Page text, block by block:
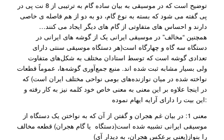
توضیح است که در موسیقی به بیان ساده گام به ترتیبی از 8 نت پی در
پی گفته می شود که بسته به نوع گام، دو به دو از هم فاصله ی خاصی
دارند و احساس های متفاوتی از گام های دیگر ایجاد می کنند…
همچنین “مخالف” در موسیقی ایرانی یک از گوشه های ایرانی در
دستگاه سه گاه و چهارگاه است(هر دستگاه موسیقی سنتی دارای
تعدادی گوشه است که توسط استادان مختلف به شکل‌های متفاوت
ولی بسیار مشابه ثبت شده اند. منبع جمع‌آوری گوشه‌ها، عموماً قطعات
نواخته شده در میان نوازنده‌های بومی نواحی مختلف ایران است) که
در اینجا علاوه بر این معنی به معنی خاص خود کلمه نیز به کار رفته و
این بیت را دارای آرایه ایهام نموده:
معنی 1: در بیان غم هجران و گفتن از آن که به نواختن یک دستگاه از
موسیقی ایرانی تشبیه شده است(دستگاه یا گام هجران) قطعه مخالف
را بنواز(یعنی برعکس هجران، به دیدار آی)